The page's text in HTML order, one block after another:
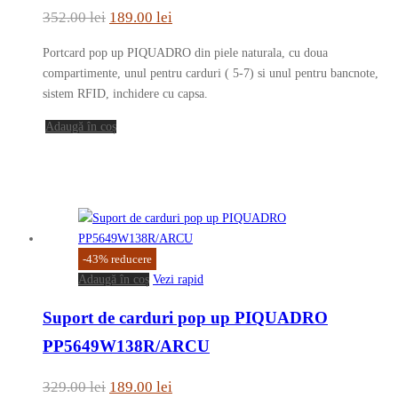
352.00lei Prețul
a
fost:
189.00 lei
189.00 lei.
Portcard pop up PIQUADRO din piele naturala, cu doua
compartimente, unul pentru carduri ( 5-7) si unul pentru bancnote,
sistem RFID, inchidere cu capsa.
Adaugă în coș
-43% reducere
Adaugă în coș Vezi rapid
Suport de carduri pop up PIQUADRO
PP5649W138R/ARCU
329.00lei Prețul
189.00 lei